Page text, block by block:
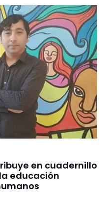
en cuadernillo
educación